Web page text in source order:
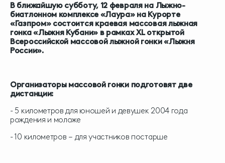
В ближайшую субботу, 12 февраля на Лыжно-
биатлонном комплексе «Лаура» на Курорте
«Газпром» состоится краевая массовая лыжная
гонка «Лыжня Кубани» в рамках XL открытой
Всероссийской массовой лыжной гонки «Лыжня
России».
Организаторы массовой гонки подготовят две
дистанции:
- 5 километров для юношей и девушек 2004 года
рождения и моложе
- 10 километров – для участников постарше